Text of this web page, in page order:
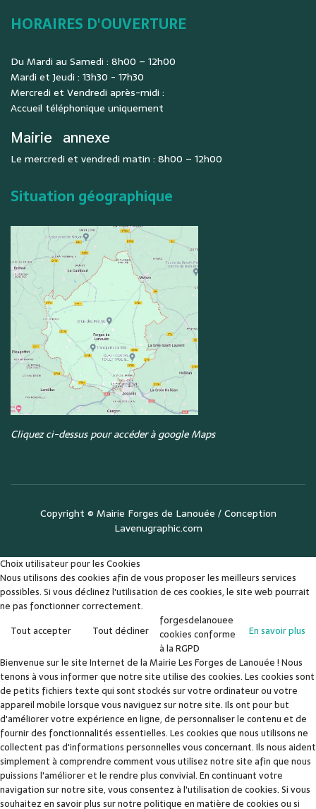
HORAIRES D'OUVERTURE
Du Mardi au Samedi : 8h00 – 12h00
Mardi et Jeudi : 13h30 - 17h30
Mercredi et Vendredi après-midi :
Accueil téléphonique uniquement
Mairie annexe
Le mercredi et vendredi matin : 8h00 – 12h00
Situation géographique
Cliquez ci-dessus pour accéder à google Maps
Copyright © Mairie Forges de Lanouée / Conception
Lavenugraphic.com
Choix utilisateur pour les Cookies
Nous utilisons des cookies afin de vous proposer les meilleurs services
possibles. Si vous déclinez l'utilisation de ces cookies, le site web pourrait
ne pas fonctionner correctement.
Tout accepter
Tout décliner En savoir plus
forgesdelanouee
cookies conforme
à la RGPD
Bienvenue sur le site Internet de la Mairie Les Forges de Lanouée ! Nous
tenons à vous informer que notre site utilise des cookies. Les cookies sont
de petits fichiers texte qui sont stockés sur votre ordinateur ou votre
appareil mobile lorsque vous naviguez sur notre site. Ils ont pour but
d'améliorer votre expérience en ligne, de personnaliser le contenu et de
fournir des fonctionnalités essentielles. Les cookies que nous utilisons ne
collectent pas d'informations personnelles vous concernant. Ils nous aident
simplement à comprendre comment vous utilisez notre site afin que nous
puissions l'améliorer et le rendre plus convivial. En continuant votre
navigation sur notre site, vous consentez à l'utilisation de cookies. Si vous
souhaitez en savoir plus sur notre politique en matière de cookies ou si